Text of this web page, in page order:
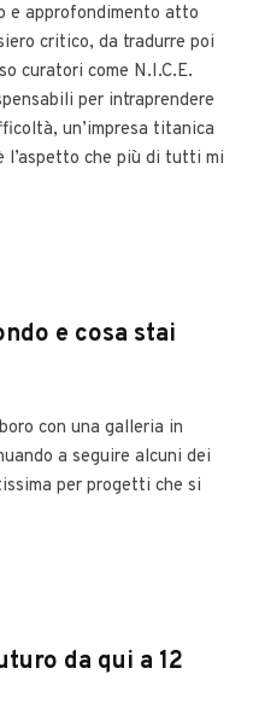
e approfondimento atto
critico, da tradurre poi
curatori come N.I.C.E.
per intraprendere
un’impresa titanica
l’aspetto che più di tutti mi
e cosa stai
con una galleria in
a seguire alcuni dei
per progetti che si
da qui a 12